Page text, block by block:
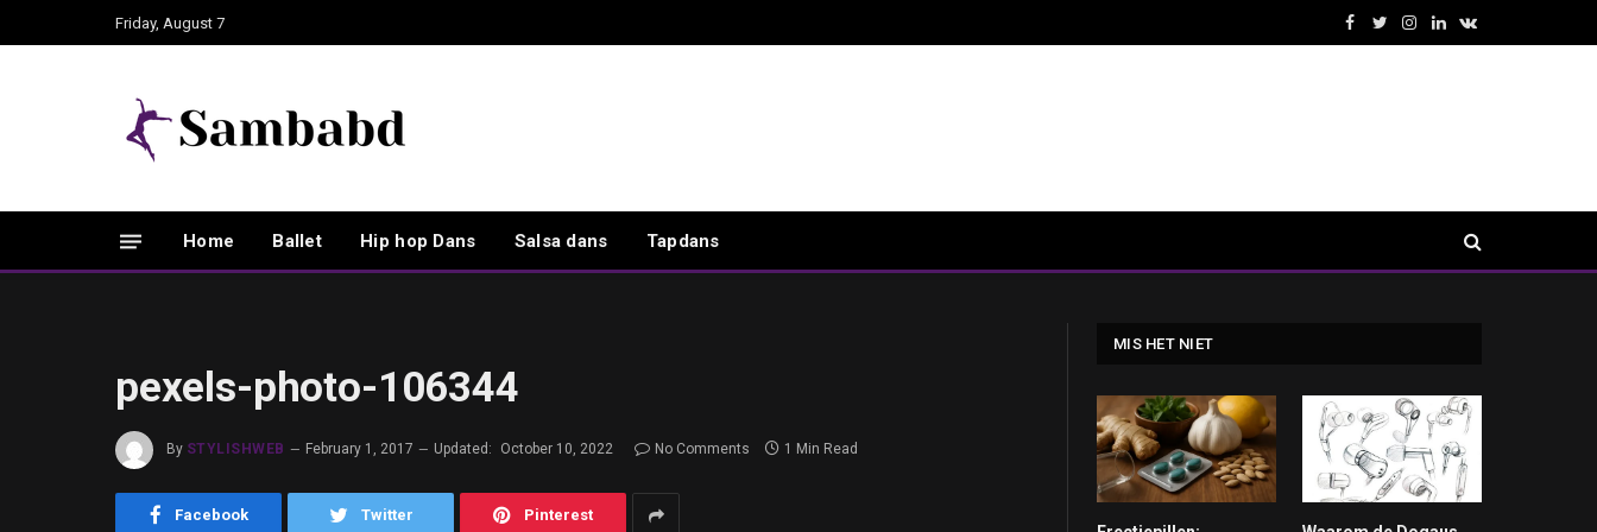
Friday, August 7
Facebook
TwitterInstagram
LinkedInVKontakte
Home Ballet Hip hop Dans Salsa dans Tapdans
pexels-photo-106344
By STYLISHWEB February 1, 2017 Updated: October 10, 2022 No Comments 1 Min Read
Facebook Twitter Pinterest
MIS HET NIET